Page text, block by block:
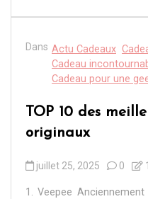
Dans Actu Cadeaux
Cadeau
Cadeau pour une
TOP 10 des
originaux
juillet 25, 2025 0
1. Veepee